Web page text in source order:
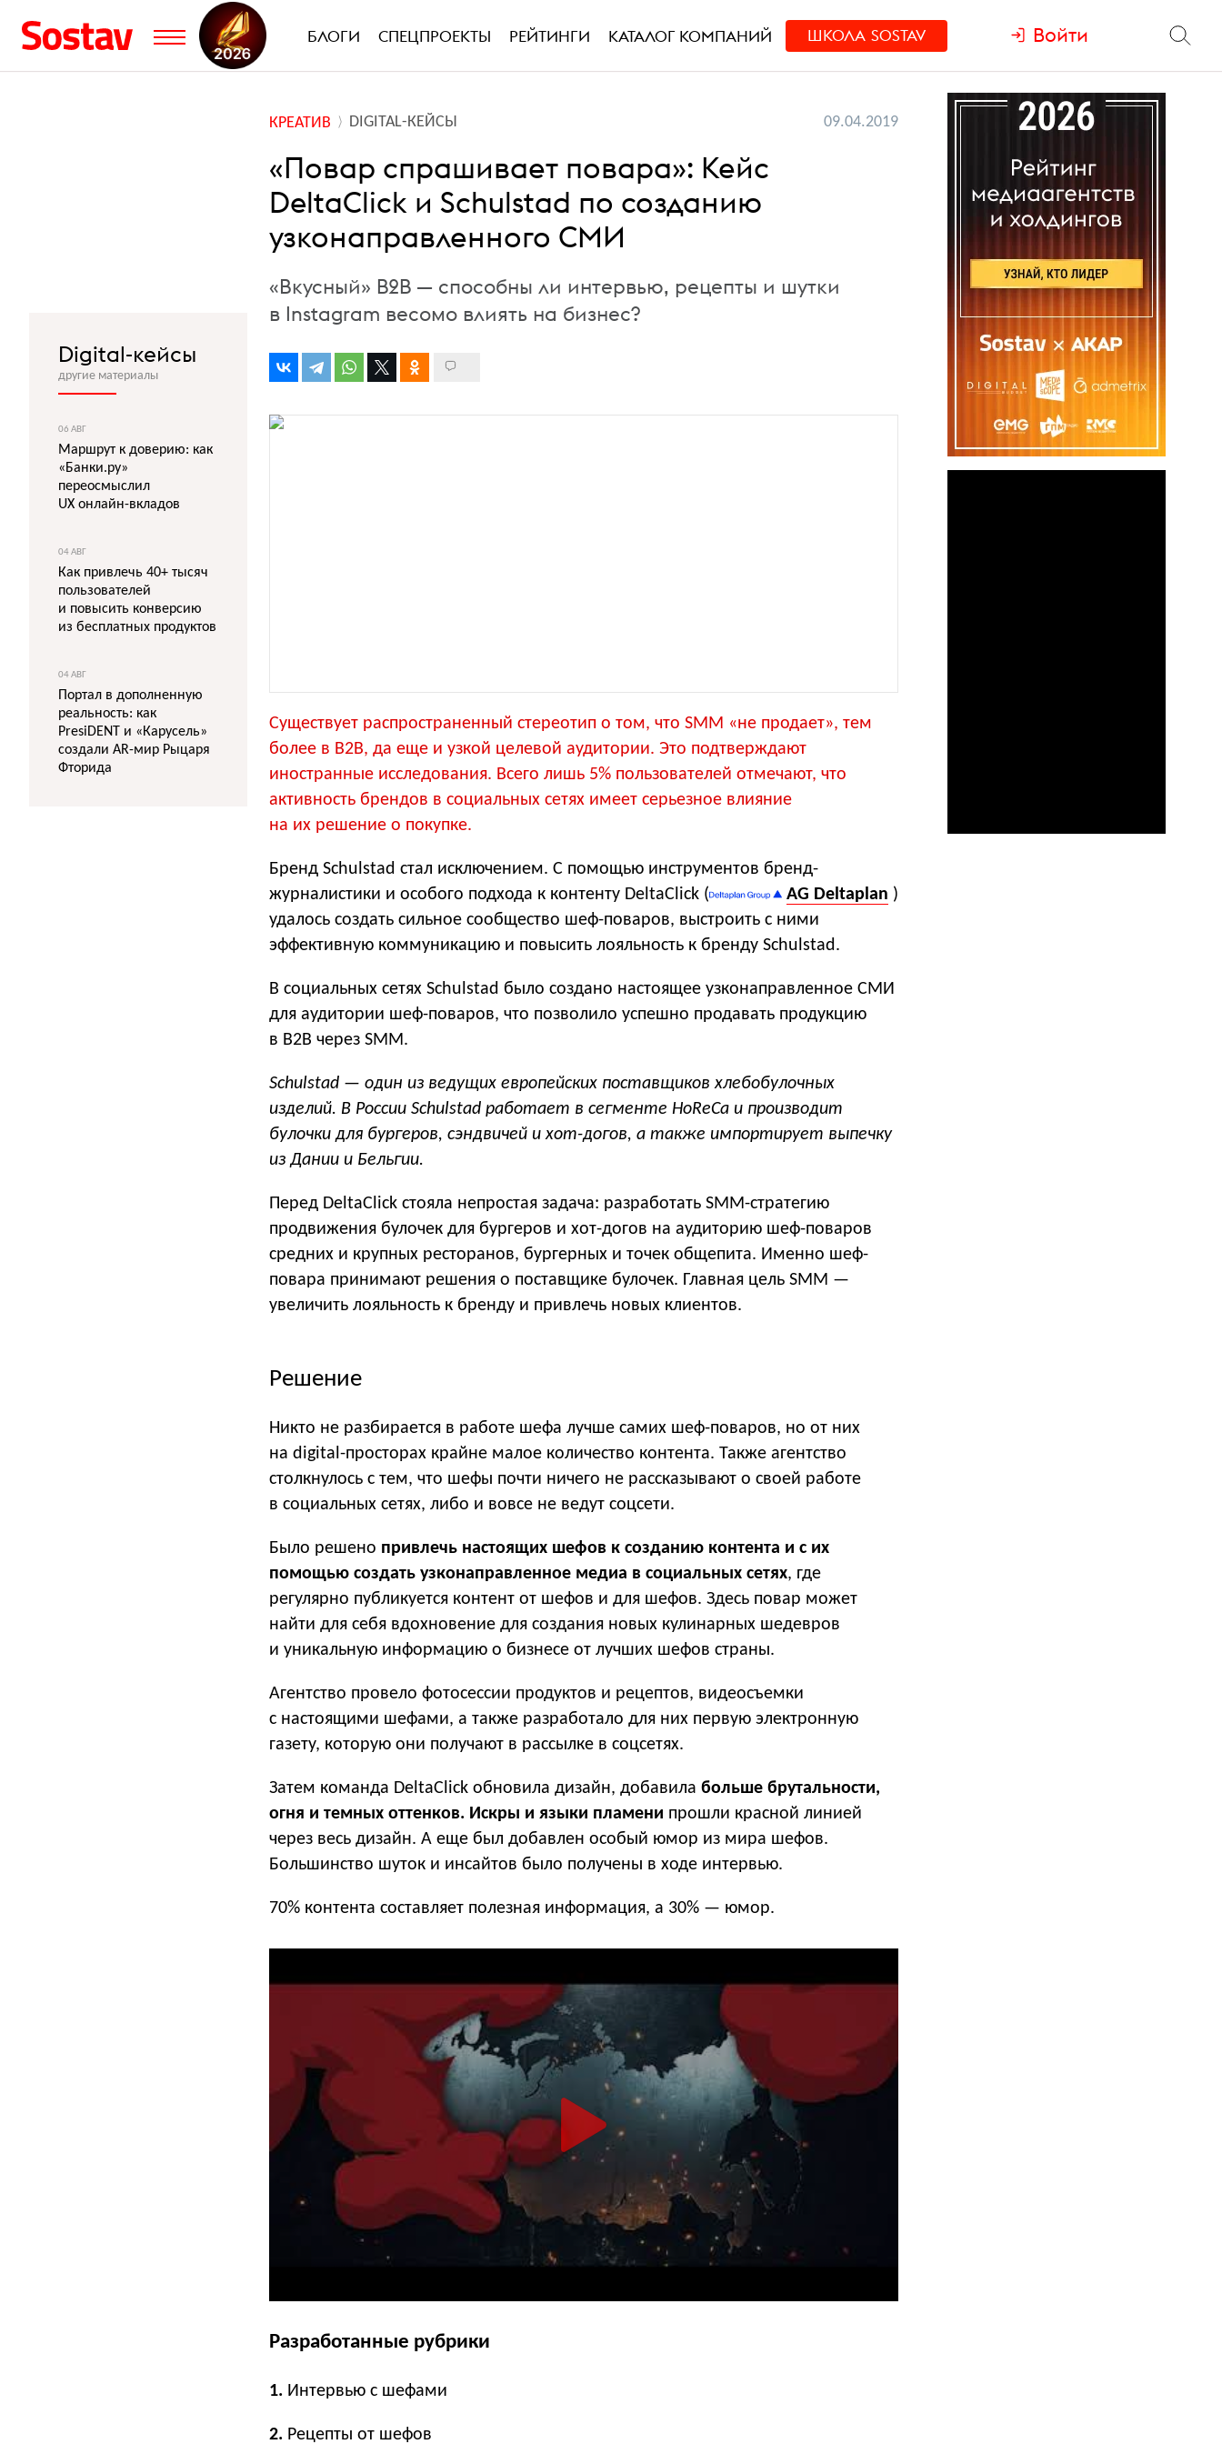
БЛОГИ СПЕЦПРОЕКТЫ РЕЙТИНГИ КАТАЛОГ КОМПАНИЙ ШКОЛА SOSTAV Войти
КРЕАТИВ DIGITAL-КЕЙСЫ 09.04.2019
«Повар спрашивает повара»: Кейс
DeltaClick и Schulstad по созданию
узконаправленного СМИ
«Вкусный» B2B — способны ли интервью, рецепты и шутки
в Instagram весомо влиять на бизнес?
Существует распространенный стереотип о том, что SMM «не продает», тем
более в B2B, да еще и узкой целевой аудитории. Это подтверждают
иностранные исследования. Всего лишь 5% пользователей отмечают, что
активность брендов в социальных сетях имеет серьезное влияние
на их решение о покупке.
Бренд Schulstad стал исключением. С помощью инструментов бренд-
журналистики и особого подхода к контенту DeltaClick (
AG Deltaplan )
удалось создать сильное сообщество шеф-поваров, выстроить с ними
эффективную коммуникацию и повысить лояльность к бренду Schulstad.
В социальных сетях Schulstad было создано настоящее узконаправленное СМИ
для аудитории шеф-поваров, что позволило успешно продавать продукцию
в B2B через SMM.
Schulstad — один из ведущих европейских поставщиков хлебобулочных
изделий. В России Schulstad работает в сегменте HoReCa и производит
булочки для бургеров, сэндвичей и хот-догов, а также импортирует выпечку
из Дании и Бельгии.
Перед DeltaClick стояла непростая задача: разработать SMM-стратегию
продвижения булочек для бургеров и хот-догов на аудиторию шеф-поваров
средних и крупных ресторанов, бургерных и точек общепита. Именно шеф-
повара принимают решения о поставщике булочек. Главная цель SMM —
увеличить лояльность к бренду и привлечь новых клиентов.
Решение
Никто не разбирается в работе шефа лучше самих шеф-поваров, но от них
на digital-просторах крайне малое количество контента. Также агентство
столкнулось с тем, что шефы почти ничего не рассказывают о своей работе
в социальных сетях, либо и вовсе не ведут соцсети.
Было решено привлечь настоящих шефов к созданию контента и с их
помощью создать узконаправленное медиа в социальных сетях, где
регулярно публикуется контент от шефов и для шефов. Здесь повар может
найти для себя вдохновение для создания новых кулинарных шедевров
и уникальную информацию о бизнесе от лучших шефов страны.
Агентство провело фотосессии продуктов и рецептов, видеосъемки
с настоящими шефами, а также разработало для них первую электронную
газету, которую они получают в рассылке в соцсетях.
Затем команда DeltaClick обновила дизайн, добавила больше брутальности,
огня и темных оттенков. Искры и языки пламени прошли красной линией
через весь дизайн. А еще был добавлен особый юмор из мира шефов.
Большинство шуток и инсайтов было получены в ходе интервью.
70% контента составляет полезная информация, а 30% — юмор.
Разработанные рубрики
1. Интервью с шефами
2. Рецепты от шефов
Digital-кейсы
другие материалы
06 АВГ
Маршрут к доверию: как
«Банки.ру»
переосмыслил
UX онлайн-вкладов
04 АВГ
Как привлечь 40+ тысяч
пользователей
и повысить конверсию
из бесплатных продуктов
04 АВГ
Портал в дополненную
реальность: как
PresiDENT и «Карусель»
создали AR-мир Рыцаря
Фторида